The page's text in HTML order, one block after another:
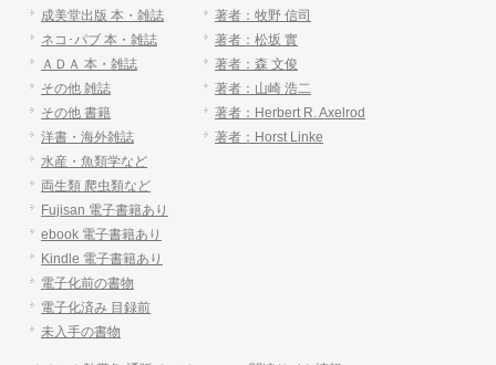
成美堂出版 本・雑誌
ネコ･パブ 本・雑誌
ＡＤＡ 本・雑誌
その他 雑誌
その他 書籍
洋書・海外雑誌
水産・魚類学など
両生類 爬虫類など
Fujisan 電子書籍あり
ebook 電子書籍あり
Kindle 電子書籍あり
電子化前の書物
電子化済み 目録前
未入手の書物
著者：牧野 信司
著者：松坂 實
著者：森 文俊
著者：山崎 浩二
著者：Herbert R. Axelrod
著者：Horst Linke